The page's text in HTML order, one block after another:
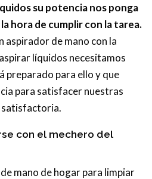
su potencia nos ponga
hora de cumplir con la tarea.
aspirador de mano con la
líquidos necesitamos
preparado para ello y que
para satisfacer nuestras
satisfactoria.
con el mechero del
mano de hogar para limpiar